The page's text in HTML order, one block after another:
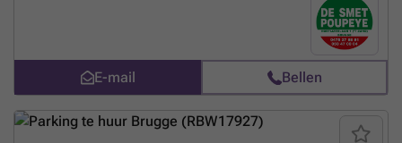
E-mail Bellen